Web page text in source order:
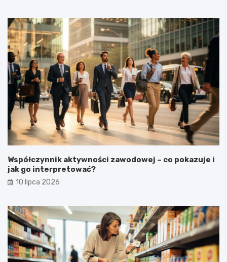
Współczynnik aktywności zawodowej – co pokazuje i
jak go interpretować?
10 lipca 2026